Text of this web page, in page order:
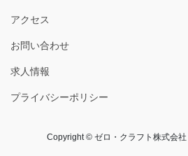
アクセス
お問い合わせ
求人情報
プライバシーポリシー
Copyright © ゼロ・クラフト株式会社